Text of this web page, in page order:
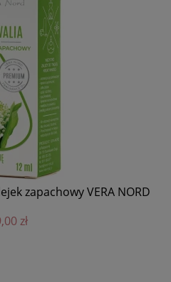
zapachowy VERA NORD
zł